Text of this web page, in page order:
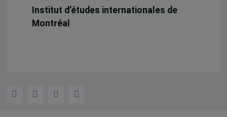
Institut d’études internationales de
Montréal